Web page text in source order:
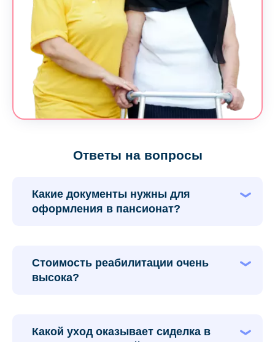
Ответы на вопросы
Какие документы нужны для
оформления в пансионат?
амбулаторную карту из поликлиники, если
планируется сопутствующее лечение.
Стоимость реабилитации очень
высока?
пансионата пользуются всеми достижениями
Какой уход оказывает сиделка в